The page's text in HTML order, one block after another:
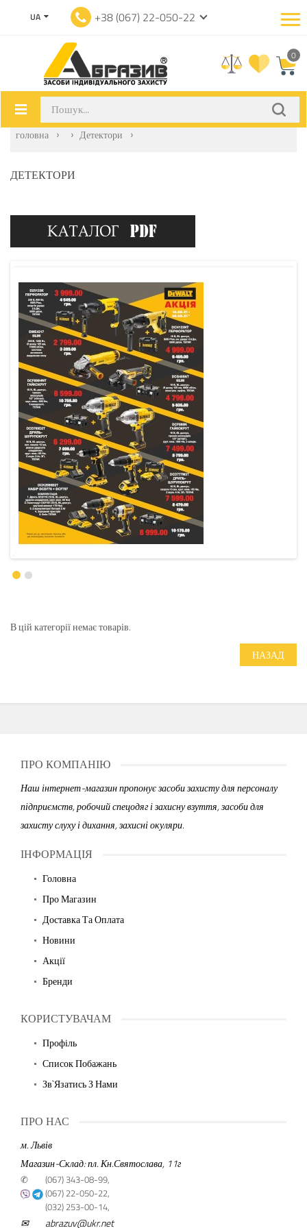
UA +38 (067) 22-050-22
0
головна Детектори
ДЕТЕКТОРИ
В цій категорії немає товарів.
НАЗАД
ПРО КОМПАНІЮ
Наш інтернет-магазин пропонує засоби захисту для персоналу
підприємств, робочий спецодяг і захисну взуття, засоби для
захисту слуху і дихання, захисні окуляри.
ІНФОРМАЦІЯ
Головна
Про Магазин
Доставка Та Оплата
Новини
Акції
Бренди
КОРИСТУВАЧАМ
Профіль
Список Побажань
Зв`язатись З Нами
ПРО НАС
м. Львів
Магазин-Склад: пл. Кн.Святослава, 11г
✆
(067) 343-08-99,
(067) 22-050-22,
(032) 253-00-14,
✉ abrazuv@ukr.net